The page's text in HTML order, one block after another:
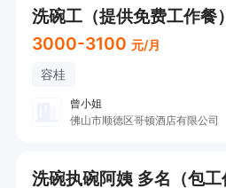
洗碗工（提供免费工作餐）
3000-3100 元/月
容桂
曾小姐
佛山市顺德区哥顿酒店有限公司